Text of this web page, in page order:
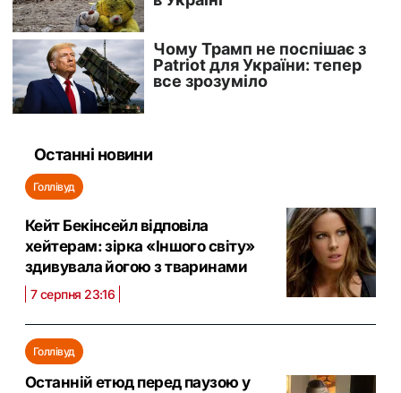
Останні новини
Голлівуд
Кейт Бекінсейл відповіла
хейтерам: зірка «Іншого світу»
здивувала йогою з тваринами
7 серпня 23:16
Голлівуд
Останній етюд перед паузою у